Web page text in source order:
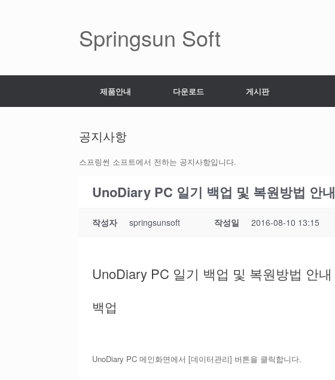
Springsun Soft
제품안내 다운로드 게시판
공지사항
스프링썬 소프트에서 전하는 공지사항입니다.
UnoDiary PC 일기 백업 및 복원방법 안내
작성자 springsunsoft 작성일 2016-08-10 13:15
UnoDiary PC 일기 백업 및 복원방법 안내
백업
UnoDiary PC 메인화면에서 [데이터관리] 버튼을 클릭합니다.